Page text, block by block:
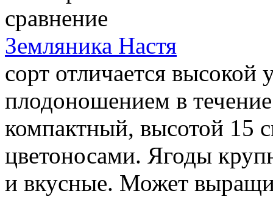
сравнение
Земляника Настя
сорт отличается
плодоношением в течение
компактный, высотой 15
цветоносами. Ягоды
и вкусные. Может